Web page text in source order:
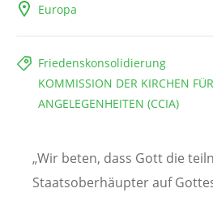
Europa
Friedenskonsolidierung
KOMMISSION DER KIRCHEN
ANGELEGENHEITEN (CCIA)
„Wir beten, dass Gott die
Staatsoberhäupter auf